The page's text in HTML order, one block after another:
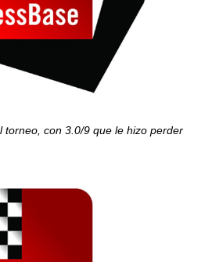
torneo, con 3.0/9 que le hizo perder